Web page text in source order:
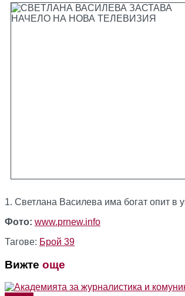
1. Светлана Василева има богат опит в
Фото: www.prnew.info
Тагове: Брой 39
Вижте още